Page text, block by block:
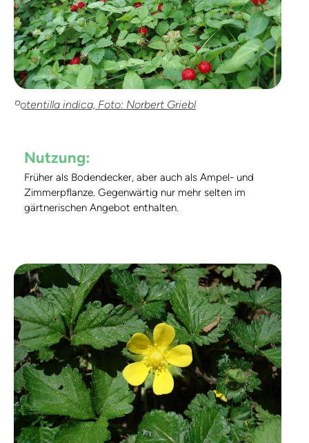
Potentilla indica, Foto: Norbert Griebl
Nutzung:
Früher als Bodendecker, aber auch als Ampel- und
Zimmerpflanze. Gegenwärtig nur mehr selten im
gärtnerischen Angebot enthalten.